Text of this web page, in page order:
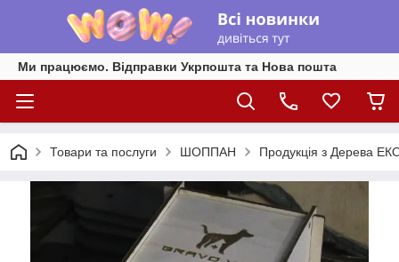
Ми працюємо. Відправки Укрпошта та Нова пошта
Товари та послуги ШОППАН Продукція з Дерева